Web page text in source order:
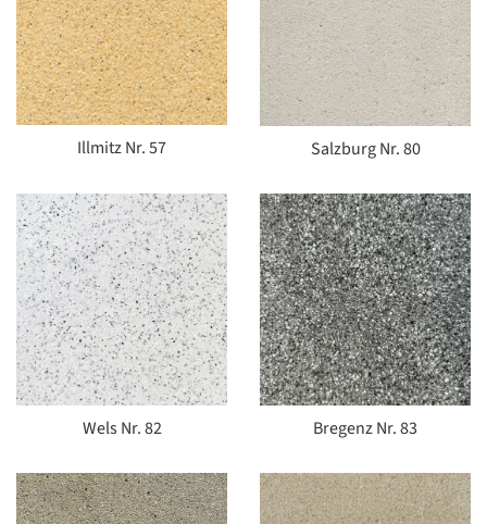
Illmitz Nr. 57 Salzburg Nr. 80
Wels Nr. 82 Bregenz Nr. 83